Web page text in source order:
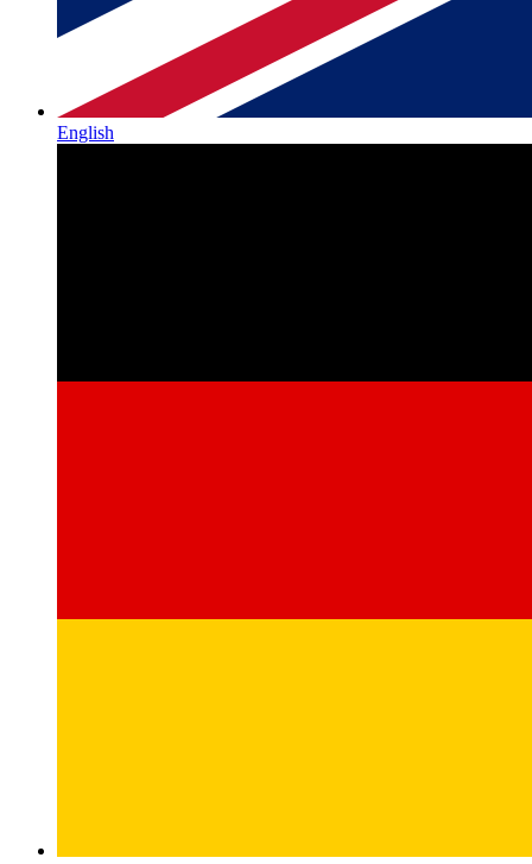
English